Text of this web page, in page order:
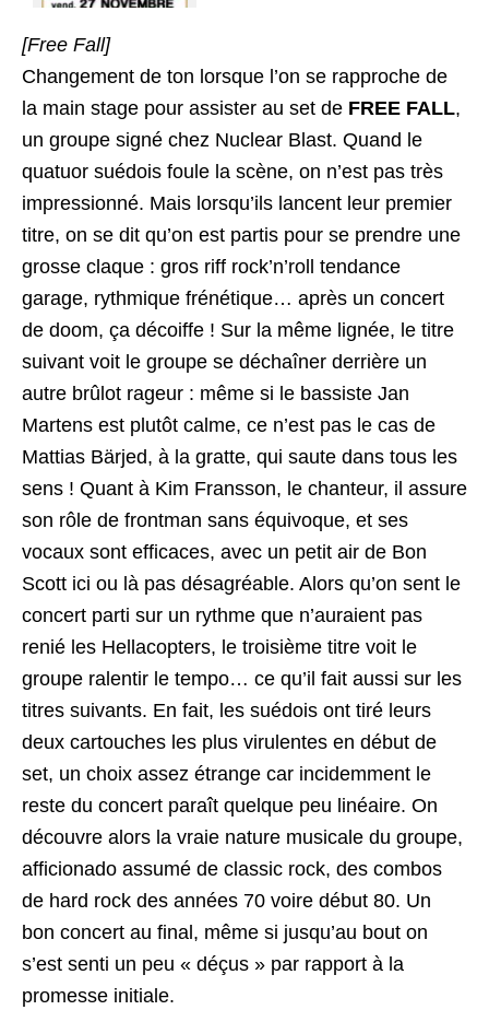
[Free Fall]
Changement de ton lorsque l’on se rapproche de
la main stage pour assister au set de FREE FALL,
un groupe signé chez Nuclear Blast. Quand le
quatuor suédois foule la scène, on n’est pas très
impressionné. Mais lorsqu’ils lancent leur premier
titre, on se dit qu’on est partis pour se prendre une
grosse claque : gros riff rock’n’roll tendance
garage, rythmique frénétique… après un concert
de doom, ça décoiffe ! Sur la même lignée, le titre
suivant voit le groupe se déchaîner derrière un
autre brûlot rageur : même si le bassiste Jan
Martens est plutôt calme, ce n’est pas le cas de
Mattias Bärjed, à la gratte, qui saute dans tous les
sens ! Quant à Kim Fransson, le chanteur, il assure
son rôle de frontman sans équivoque, et ses
vocaux sont efficaces, avec un petit air de Bon
Scott ici ou là pas désagréable. Alors qu’on sent le
concert parti sur un rythme que n’auraient pas
renié les Hellacopters, le troisième titre voit le
groupe ralentir le tempo… ce qu’il fait aussi sur les
titres suivants. En fait, les suédois ont tiré leurs
deux cartouches les plus virulentes en début de
set, un choix assez étrange car incidemment le
reste du concert paraît quelque peu linéaire. On
découvre alors la vraie nature musicale du groupe,
afficionado assumé de classic rock, des combos
de hard rock des années 70 voire début 80. Un
bon concert au final, même si jusqu’au bout on
s’est senti un peu « déçus » par rapport à la
promesse initiale.